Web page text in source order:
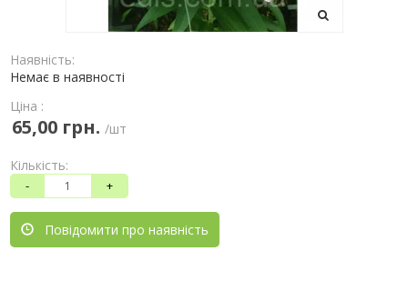
Наявність:
Немає в наявності
Ціна :
65,00 грн. /шт
Кількість:
- +
Повідомити про наявність